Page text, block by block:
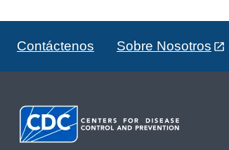
Contáctenos Sobre Nosotros